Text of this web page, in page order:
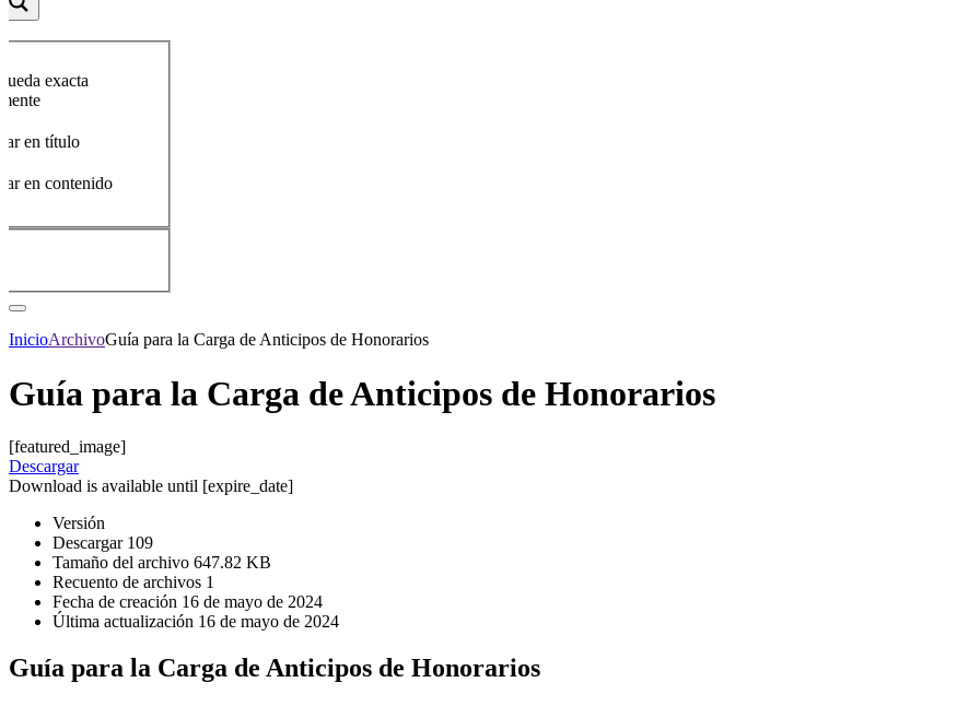
exacta
en título
en contenido
InicioArchivoGuía para la Carga de Anticipos de Honorarios
Guía para la Carga de Anticipos de Honorarios
[featured_image]
Descargar
Download is available until [expire_date]
Versión
Descargar 109
Tamaño del archivo 647.82 KB
Recuento de archivos 1
Fecha de creación 16 de mayo de 2024
Última actualización 16 de mayo de 2024
Guía para la Carga de Anticipos de Honorarios